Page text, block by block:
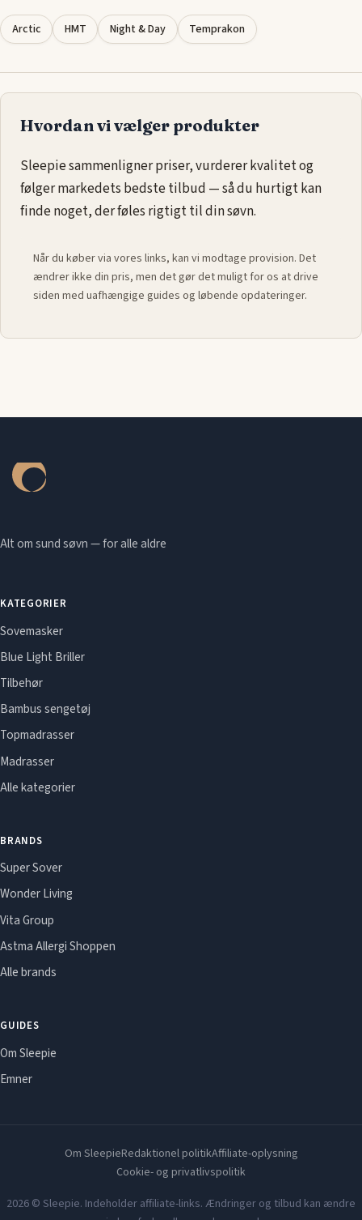
Arctic HMT Night & Day Temprakon
Hvordan vi vælger produkter
Sleepie sammenligner priser, vurderer kvalitet og
følger markedets bedste tilbud — så du hurtigt kan
finde noget, der føles rigtigt til din søvn.
Når du køber via vores links, kan vi modtage provision. Det
ændrer ikke din pris, men det gør det muligt for os at drive
siden med uafhængige guides og løbende opdateringer.
Alt om sund søvn — for alle aldre
KATEGORIER
Sovemasker
Blue Light Briller
Tilbehør
Bambus sengetøj
Topmadrasser
Madrasser
Alle kategorier
BRANDS
Super Sover
Wonder Living
Vita Group
Astma Allergi Shoppen
Alle brands
GUIDES
Om Sleepie
Emner
Om SleepieRedaktionel politikAffiliate-oplysning
Cookie- og privatlivspolitik
2026 © Sleepie. Indeholder affiliate-links. Ændringer og tilbud kan ændre